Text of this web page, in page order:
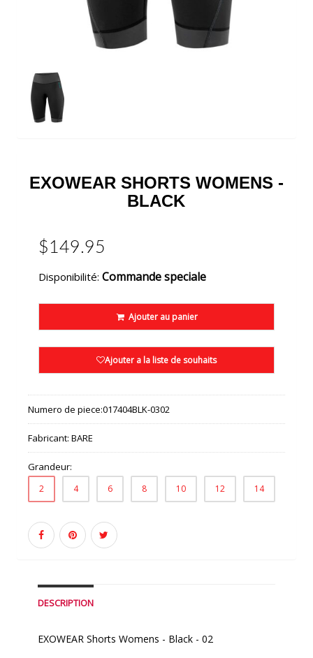
EXOWEAR SHORTS WOMENS -
BLACK
$149.95
Disponibilité: Commande speciale
Ajouter au panier
Ajouter a la liste de souhaits
Numero de piece:017404BLK-0302
Fabricant: BARE
Grandeur:
2 4 6 8 10 12 14
DESCRIPTION
EXOWEAR Shorts Womens - Black - 02